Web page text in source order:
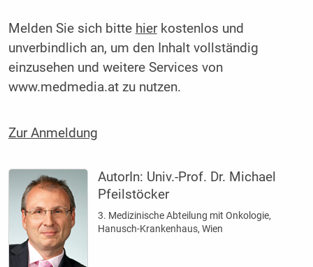
Melden Sie sich bitte hierkostenlos und
unverbindlich an, um den Inhalt vollständig
einzusehen und weitere Services von
www.medmedia.at zu nutzen.
Zur Anmeldung
AutorIn: Univ.-Prof. Dr. Michael
Pfeilstöcker
3. Medizinische Abteilung mit Onkologie,
Hanusch-Krankenhaus, Wien